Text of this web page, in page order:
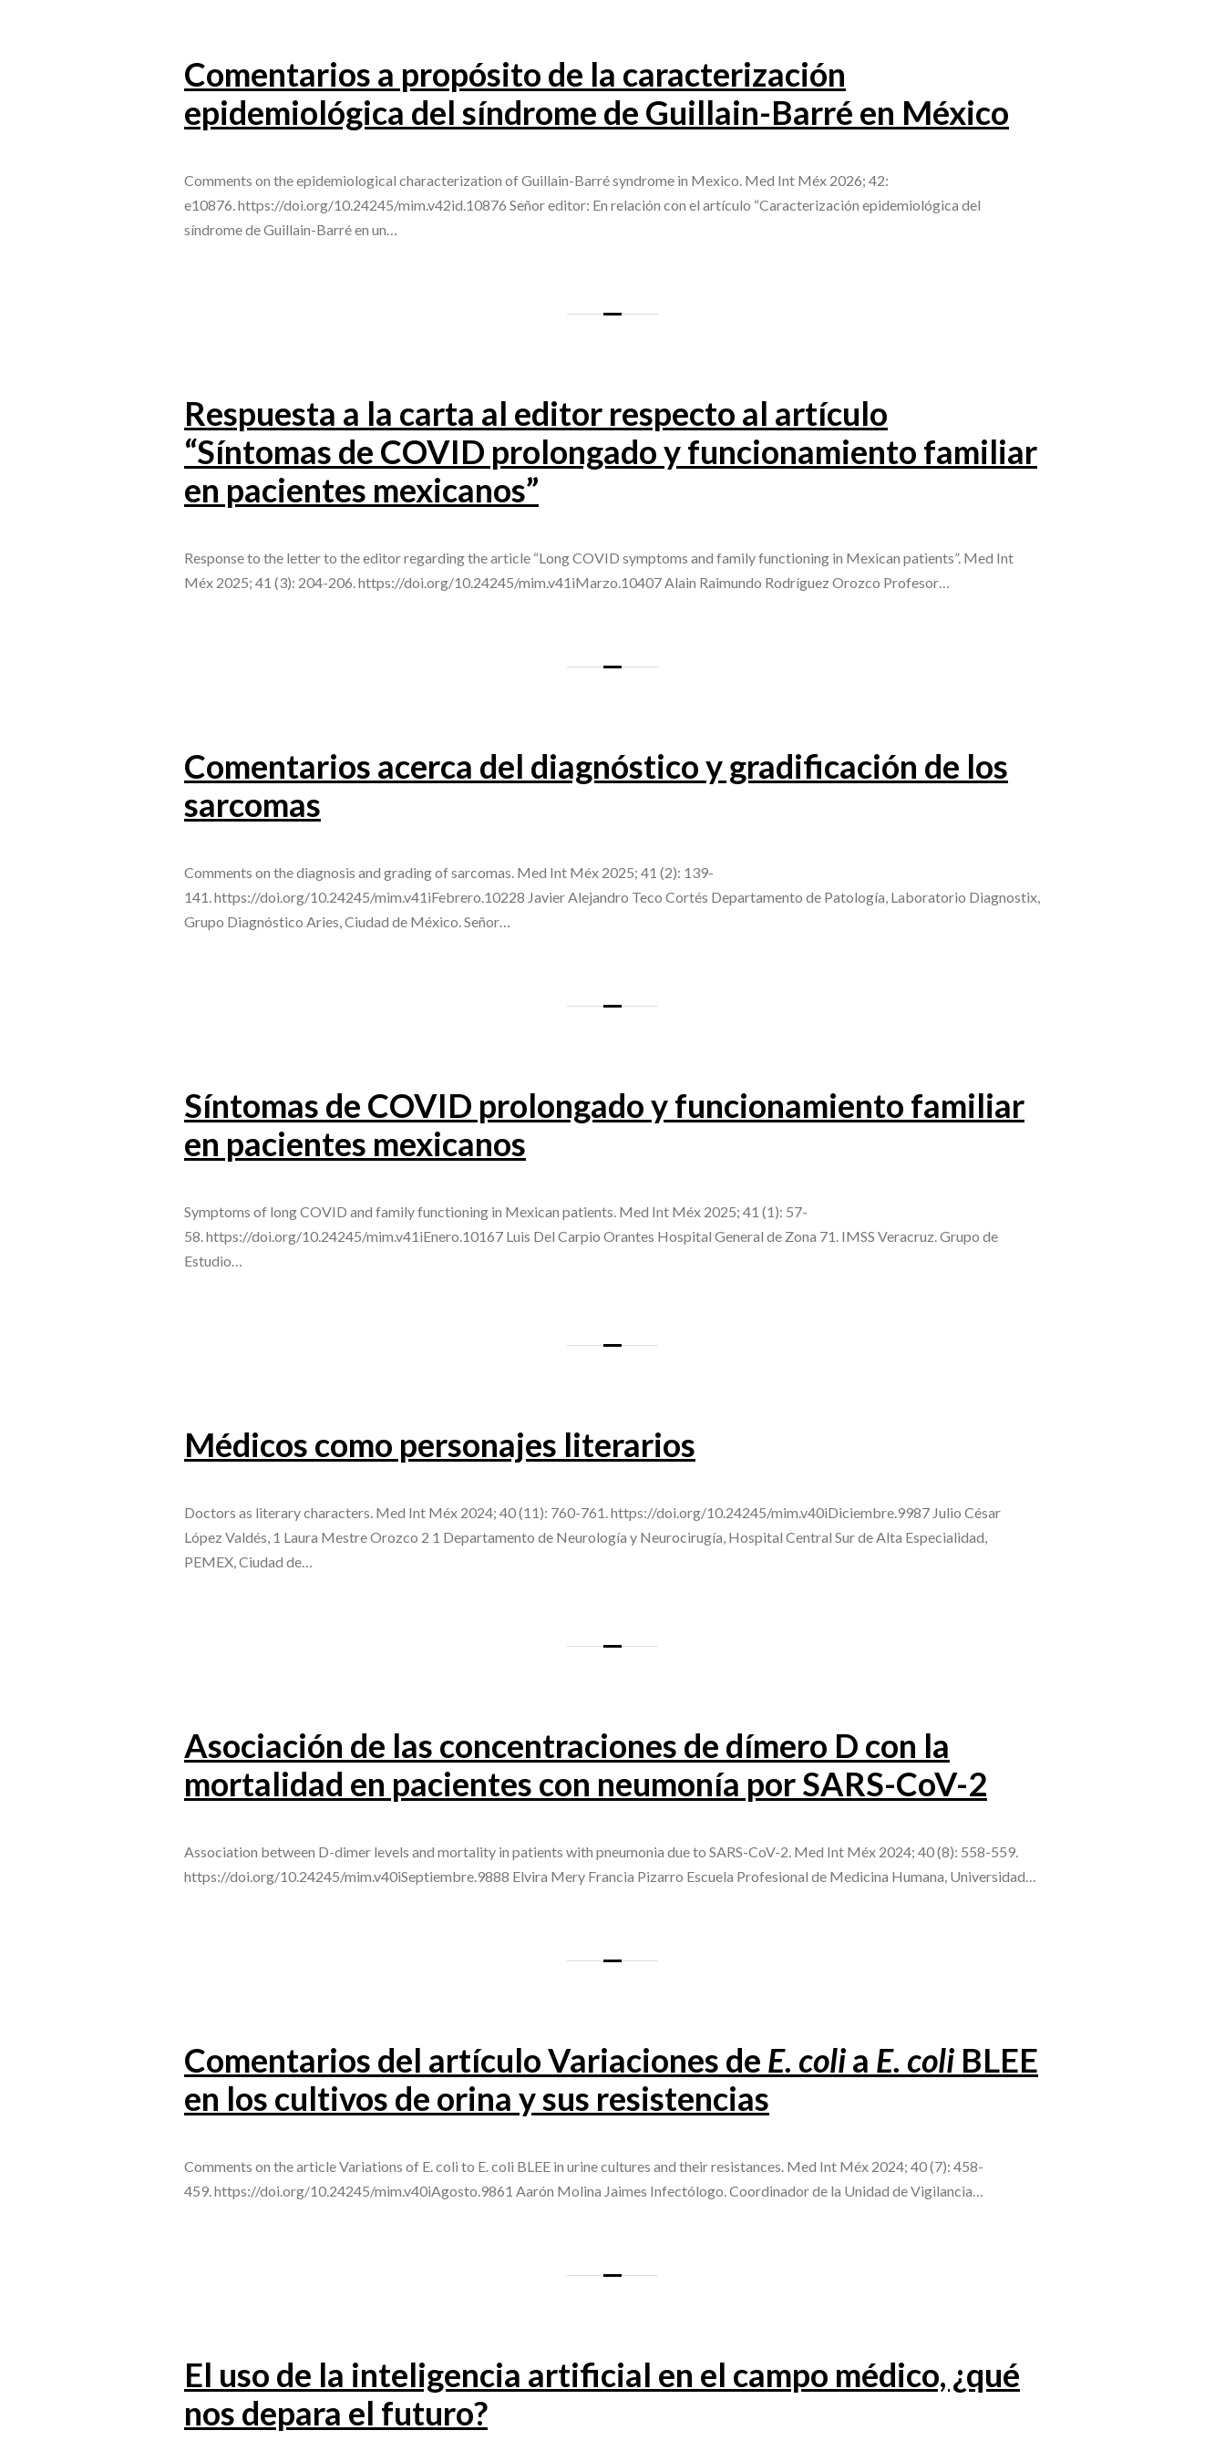
Comentarios a propósito de la caracterización
epidemiológica del síndrome de Guillain-Barré en México
Comments on the epidemiological characterization of Guillain-Barré syndrome in Mexico. Med Int Méx 2026; 42:
e10876. https://doi.org/10.24245/mim.v42id.10876 Señor editor: En relación con el artículo “Caracterización epidemiológica del
síndrome de Guillain-Barré en un…
Respuesta a la carta al editor respecto al artículo
“Síntomas de COVID prolongado y funcionamiento familiar
en pacientes mexicanos”
Response to the letter to the editor regarding the article “Long COVID symptoms and family functioning in Mexican patients”. Med Int
Méx 2025; 41 (3): 204-206. https://doi.org/10.24245/mim.v41iMarzo.10407 Alain Raimundo Rodríguez Orozco Profesor…
Comentarios acerca del diagnóstico y gradificación de los
sarcomas
Comments on the diagnosis and grading of sarcomas. Med Int Méx 2025; 41 (2): 139-
141. https://doi.org/10.24245/mim.v41iFebrero.10228 Javier Alejandro Teco Cortés Departamento de Patología, Laboratorio Diagnostix,
Grupo Diagnóstico Aries, Ciudad de México. Señor…
Síntomas de COVID prolongado y funcionamiento familiar
en pacientes mexicanos
Symptoms of long COVID and family functioning in Mexican patients. Med Int Méx 2025; 41 (1): 57-
58. https://doi.org/10.24245/mim.v41iEnero.10167 Luis Del Carpio Orantes Hospital General de Zona 71. IMSS Veracruz. Grupo de
Estudio…
Médicos como personajes literarios
Doctors as literary characters. Med Int Méx 2024; 40 (11): 760-761. https://doi.org/10.24245/mim.v40iDiciembre.9987 Julio César
López Valdés, 1 Laura Mestre Orozco 2 1 Departamento de Neurología y Neurocirugía, Hospital Central Sur de Alta Especialidad,
PEMEX, Ciudad de…
Asociación de las concentraciones de dímero D con la
mortalidad en pacientes con neumonía por SARS-CoV-2
Association between D-dimer levels and mortality in patients with pneumonia due to SARS-CoV-2. Med Int Méx 2024; 40 (8): 558-559.
https://doi.org/10.24245/mim.v40iSeptiembre.9888 Elvira Mery Francia Pizarro Escuela Profesional de Medicina Humana, Universidad…
Comentarios del artículo Variaciones de E. colia E. coli BLEE
en los cultivos de orina y sus resistencias
Comments on the article Variations of E. coli to E. coli BLEE in urine cultures and their resistances. Med Int Méx 2024; 40 (7): 458-
459. https://doi.org/10.24245/mim.v40iAgosto.9861 Aarón Molina Jaimes Infectólogo. Coordinador de la Unidad de Vigilancia…
El uso de la inteligencia artificial en el campo médico, ¿qué
nos depara el futuro?